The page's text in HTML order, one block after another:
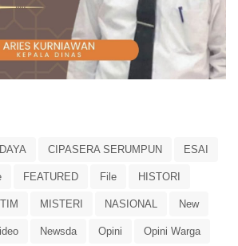
CIPASERA SERUMPUN ESAI
FEATURED File HISTORI
MISTERI NASIONAL New
Newsda Opini Opini Warga